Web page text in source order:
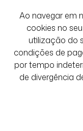
Ao navegar em
cookies no
utilização do
condições de
por tempo
de divergência